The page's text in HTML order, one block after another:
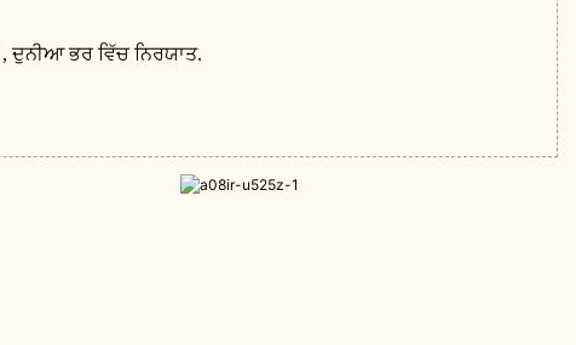
, ਦੁਨੀਆ ਭਰ ਵਿੱਚ ਨਿਰਯਾਤ.